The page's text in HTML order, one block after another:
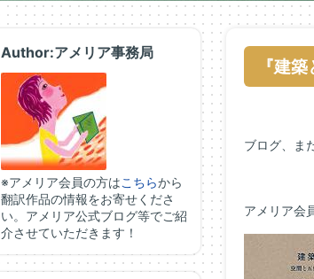
『建
ブログ、ま
アメリア会
Author:アメリア事務局
※アメリア会員の方はこちらから
翻訳作品の情報をお寄せくださ
い。アメリア公式ブログ等でご紹
介させていただきます！